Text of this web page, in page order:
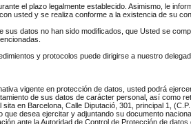
el plazo legalmente establecido. Asimismo, le
usted y se realiza conforme a la existencia de su
sus datos no han sido modificados, que Usted se
y protocolos puede dirigirse a nuestro
vigente en protección de datos, usted podrá
de sus datos de carácter personal, así como
en Barcelona, Calle Diputació, 301, principal 1,
que desea ejercitar y adjuntando su documento
ante la Autoridad de Control de Protección de datos